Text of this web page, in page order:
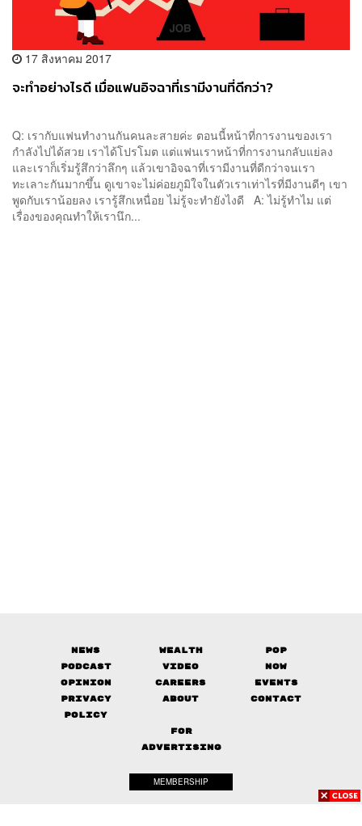
17 สิงหาคม 2017
จะทำอย่างไรดี เมื่อแฟนอิจฉาที่เรามีงานที่ดีกว่า?
Q: เรากับแฟนทำงานกันคนละสายค่ะ ตอนนี้หน้าที่การงานของเรา
กำลังไปได้สวย เราได้โปรโมต แต่แฟนเราหน้าที่การงานกลับแย่ลง
และเราก็เริ่มรู้สึกว่าลึกๆ แล้วเขาอิจฉาที่เรามีงานที่ดีกว่าจนเรา
ทะเลาะกันมากขึ้น ดูเขาจะไม่ค่อยภูมิใจในตัวเราเท่าไรที่มีงานดีๆ เขา
พูดกับเราน้อยลง เรารู้สึกเหนื่อย ไม่รู้จะทำยังไงดี A: ไม่รู้ทำไม แต่
เรื่องของคุณทำให้เรานึก...
News Wealth
Pop
Podcast
Video
Now
Opinion
Careers
Events
Privacy
Policy
About Contact
FOR
ADVERTISING
MEMBERSHIP